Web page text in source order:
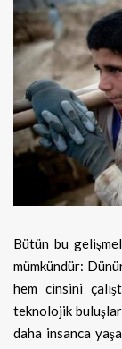
Bütün bu
mümkündür:
hem cinsini
teknolojik
daha insanca